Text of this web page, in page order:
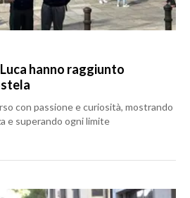
hanno raggiunto
con passione e curiosità, mostrando
e superando ogni limite